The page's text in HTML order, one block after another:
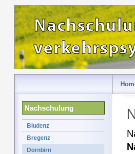
Nachschulung
Bludenz
Bregenz
Dornbirn